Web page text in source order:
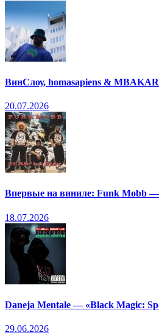
ВинСлоу, homasapiens &
20.07.2026
Впервые на виниле: Funk Mobb —
18.07.2026
Daneja Mentale — «Black Magic:
29.06.2026